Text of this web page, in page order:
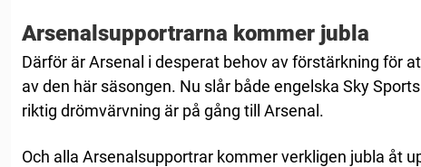
Arsenalsupportrarna kommer jubla
Därför är Arsenal i desperat behov av förstärkning för
av den här säsongen. Nu slår både engelska Sky
riktig drömvärvning är på gång till Arsenal.
Och alla Arsenalsupportrar kommer verkligen jubla åt